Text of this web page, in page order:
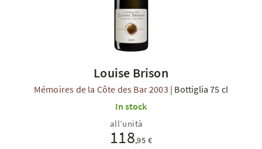
Louise Brison
Mémoires de la Côte des Bar 2003 | Bottiglia 75 cl
In stock
all’unità
118,95 €